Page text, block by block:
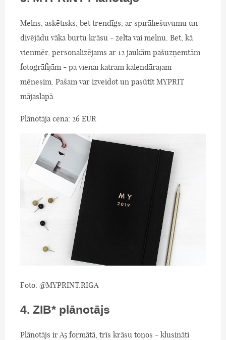
Melns, askētisks, bet trendīgs, ar spirāliešuvumu un
divējādu vāka burtu krāsu - zelta vai melnu. Bet, kā
vienmēr, personalizējams ar 12 jaukām pašuzņemtām
fotogrāfijām - pa vienai katram kalendārajam
mēnesim. Pašam var izveidot un pasūtīt MYPRIT
mājaslapā.
Plānotāja cena: 26 EUR
Foto: @MYPRINT.RIGA
4. ZIB* plānotājs
Plānotājs ir A5 formātā, trīs krāsu toņos - klusināti